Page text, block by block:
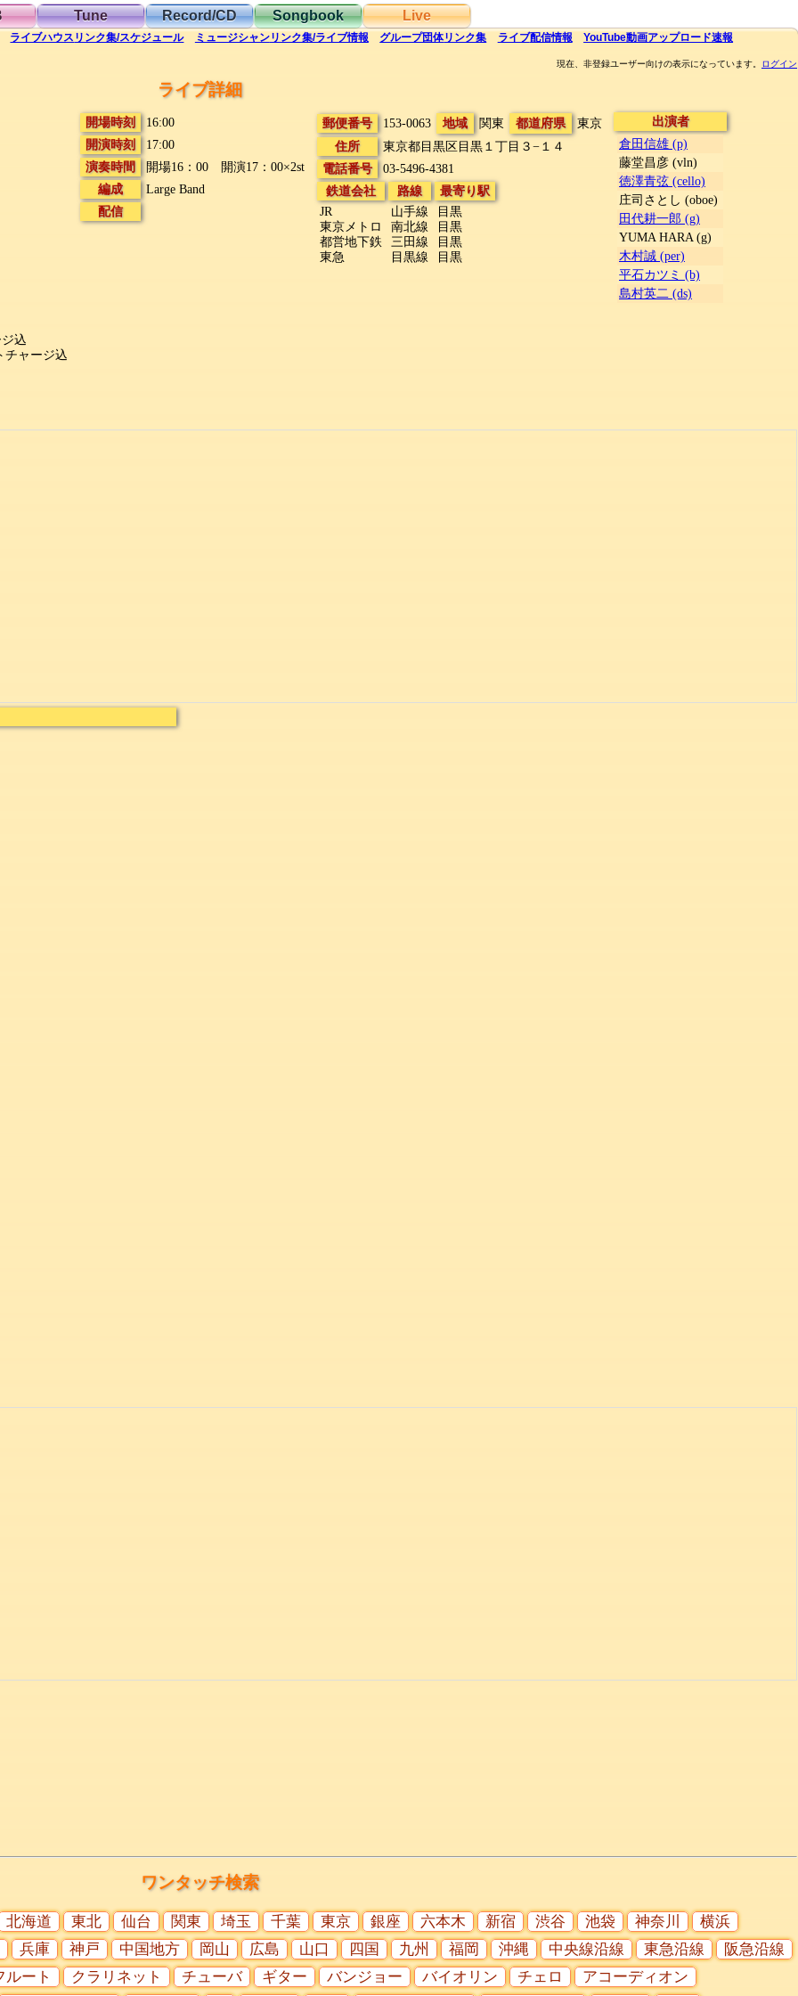
Tune Record/CD Songbook Live
ライブハウス リンク集/スケジュール ミュージシャンリンク集/ライブ情報 グループ団体リンク集 ライブ配信情報 YouTube動画アップロード速報
現在、非登録ユーザー向けの表示になっています。 ログイン
ライブ詳細
込
チャージ込
開場時刻
16:00
開演時刻
17:00
演奏時間
開場16：00 開演17：00×2st
編成
Large Band
配信
郵便番号 153-0063 地域 関東 都道府県
東京
住所
東京都目黒区目黒１丁目３−１４
電話番号
03-5496-4381
鉄道会社
JR
東京メトロ
都営地下鉄
東急
路線
山手線
南北線
三田線
目黒線
最寄り駅
目黒
目黒
目黒
目黒
出演者
倉田信雄 (p)
藤堂昌彦 (vln)
徳澤青弦 (cello)
庄司さとし (oboe)
田代耕一郎 (g)
YUMA HARA (g)
木村誠 (per)
平石カツミ (b)
島村英二 (ds)
ワンタッチ検索
北海道 東北 仙台 関東 埼玉 千葉 東京 銀座 六本木 新宿 渋谷 池袋 神奈川
横浜
兵庫
神戸 中国地方 岡山 広島 山口 四国 九州 福岡 沖縄 中央線沿線 東急沿線
阪急沿線
ルート
クラリネット チューバ ギター バンジョー バイオリン チェロ
アコーディオン